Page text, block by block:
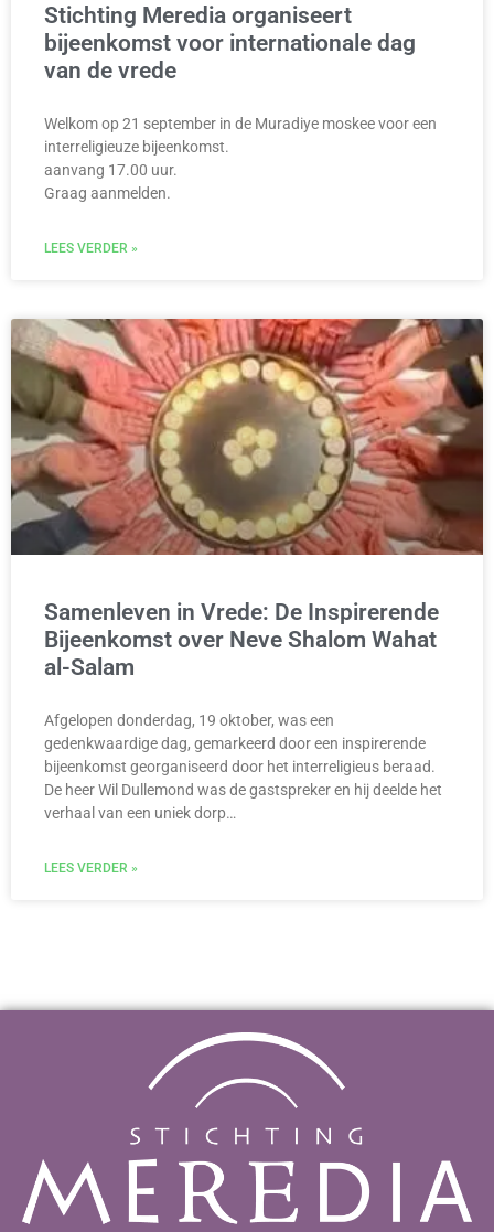
Stichting Meredia organiseert
bijeenkomst voor internationale dag
van de vrede
Welkom op 21 september in de Muradiye moskee voor een
interreligieuze bijeenkomst.
aanvang 17.00 uur.
Graag aanmelden.
LEES VERDER »
Samenleven in Vrede: De Inspirerende
Bijeenkomst over Neve Shalom Wahat
al-Salam
Afgelopen donderdag, 19 oktober, was een
gedenkwaardige dag, gemarkeerd door een inspirerende
bijeenkomst georganiseerd door het interreligieus beraad.
De heer Wil Dullemond was de gastspreker en hij deelde het
verhaal van een uniek dorp…
LEES VERDER »